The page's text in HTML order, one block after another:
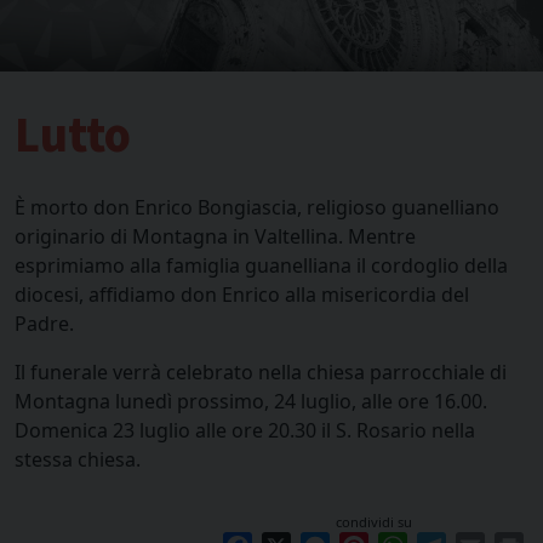
Lutto
È morto don Enrico Bongiascia, religioso guanelliano
originario di Montagna in Valtellina. Mentre
esprimiamo alla famiglia guanelliana il cordoglio della
diocesi, affidiamo don Enrico alla misericordia del
Padre.
Il funerale verrà celebrato nella chiesa parrocchiale di
Montagna lunedì prossimo, 24 luglio, alle ore 16.00.
Domenica 23 luglio alle ore 20.30 il S. Rosario nella
stessa chiesa.
condividi su